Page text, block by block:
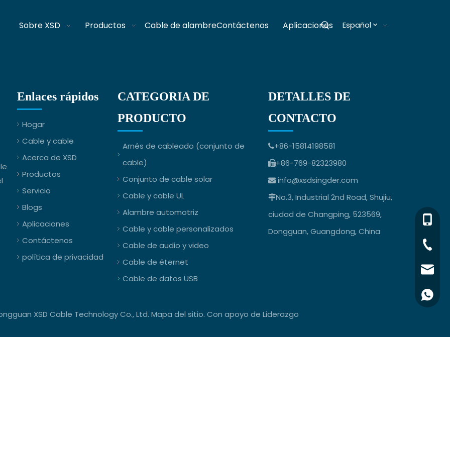
Sobre XSD Productos Cable de alambreContáctenos Aplicaciones Blogs
Español
Enlaces rápidos
Hogar
Cable y cable
Acerca de XSD
Productos
Servicio
Blogs
Aplicaciones
Contáctenos
política de privacidad
CATEGORIA DE
PRODUCTO
Arnés de cableado (conjunto de
cable)
Conjunto de cable solar
Cable y cable UL
Alambre automotriz
Cable y cable personalizados
Cable de audio y video
Cable de éternet
Cable de datos USB
DETALLES DE
CONTACTO
+86-15814198581
+86-769-82323980
 info@xsdsingder.com
No.3, Industrial 2nd Road, Shujiu,
ciudad de Changping, 523569,
Dongguan, Guangdong, China
+86-
+86-
XSD Cable Technology Co., Ltd. Mapa del sitio. Con apoyo de Liderazgo